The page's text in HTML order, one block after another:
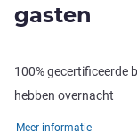
gasten
100% gecertificeerde
hebben overnacht
Meer informatie